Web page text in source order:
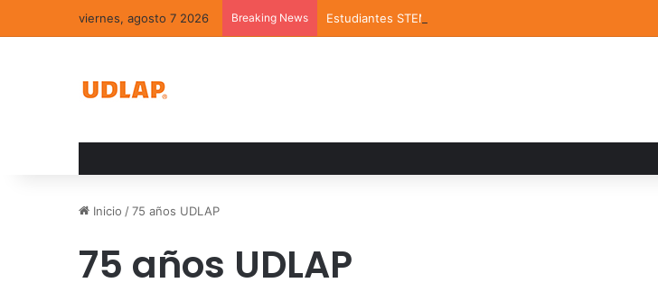
viernes, agosto 7 2026 Breaking News Estudiantes STEM de la UDLAP destacan en el MUTVI 2026
Inicio /75 años UDLAP
75 años UDLAP